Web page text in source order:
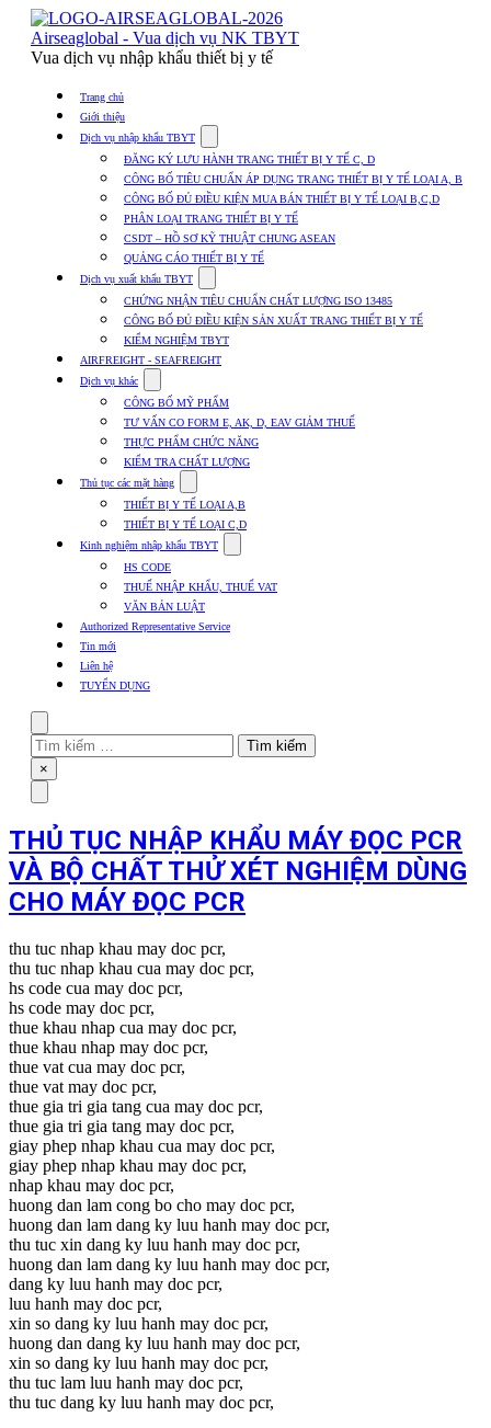
Skip
content
Airseaglobal - Vua dịch vụ NK TBYT
Vua dịch vụ nhập khẩu thiết bị y tế
Trang chủ
Giới thiệu
Dịch vụ nhập khẩu TBYT
submenu
for
Dịch
vụ
nhập
khẩu
TBYT
ĐĂNG KÝ LƯU HÀNH TRANG THIẾT BỊ Y TẾ C, D
CÔNG BỐ TIÊU CHUẨN ÁP DỤNG TRANG THIẾT BỊ Y TẾ LOẠI A, B
CÔNG BỐ ĐỦ ĐIỀU KIỆN MUA BÁN THIẾT BỊ Y TẾ LOẠI B,C,D
PHÂN LOẠI TRANG THIẾT BỊ Y TẾ
CSDT – HỒ SƠ KỸ THUẬT CHUNG ASEAN
QUẢNG CÁO THIẾT BỊ Y TẾ
Dịch vụ xuất khẩu TBYT
submenu
for
Dịch
vụ
xuất
TBYT
CHỨNG NHẬN TIÊU CHUẨN CHẤT LƯỢNG ISO 13485
CÔNG BỐ ĐỦ ĐIỀU KIỆN SẢN XUẤT TRANG THIẾT BỊ Y TẾ
KIỂM NGHIỆM TBYT
AIRFREIGHT - SEAFREIGHT
Dịch vụ khác
submenu
for
Dịch
vụ
khác
CÔNG BỐ MỸ PHẨM
TƯ VẤN CO FORM E, AK, D, EAV GIẢM THUẾ
THỰC PHẨM CHỨC NĂNG
KIỂM TRA CHẤT LƯỢNG
Thủ tục các mặt hàng
submenu
for
Thủ
tục
mặt
hàng
THIẾT BỊ Y TẾ LOẠI A,B
THIẾT BỊ Y TẾ LOẠI C,D
Kinh nghiệm nhập khẩu TBYT
submenu
Kinh
HS CODE
THUẾ NHẬP KHẨU, THUẾ VAT
VĂN BẢN LUẬT
Authorized Representative Service
Tin mới
Liên hệ
TUYỂN DỤNG
Tìm
kiếm
cho:
Close
×
THỦ TỤC NHẬP KHẨU MÁY ĐỌC PCR
VÀ BỘ CHẤT THỬ XÉT NGHIỆM DÙNG
CHO MÁY ĐỌC PCR
thu tuc nhap khau may doc pcr,
thu tuc nhap khau cua may doc pcr,
hs code cua may doc pcr,
hs code may doc pcr,
thue khau nhap cua may doc pcr,
thue khau nhap may doc pcr,
thue vat cua may doc pcr,
thue vat may doc pcr,
thue gia tri gia tang cua may doc pcr,
thue gia tri gia tang may doc pcr,
giay phep nhap khau cua may doc pcr,
giay phep nhap khau may doc pcr,
nhap khau may doc pcr,
huong dan lam cong bo cho may doc pcr,
huong dan lam dang ky luu hanh may doc pcr,
thu tuc xin dang ky luu hanh may doc pcr,
huong dan lam dang ky luu hanh may doc pcr,
dang ky luu hanh may doc pcr,
luu hanh may doc pcr,
xin so dang ky luu hanh may doc pcr,
huong dan dang ky luu hanh may doc pcr,
xin so dang ky luu hanh may doc pcr,
thu tuc lam luu hanh may doc pcr,
thu tuc dang ky luu hanh may doc pcr,